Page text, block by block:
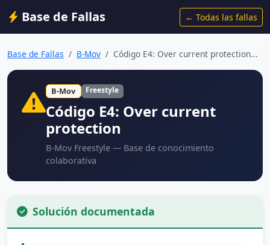
Base de Fallas ← Todas las fallas
Base de Fallas B-Mov Código E4: Over current protection...
B-Mov Freestyle
Código E4: Over current
protection
B-Mov Freestyle — Base de conocimiento
colaborativa
Solución documentada